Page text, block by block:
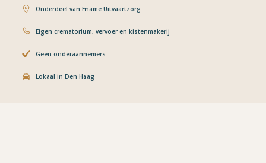
Onderdeel van Ename Uitvaartzorg
Eigen crematorium, vervoer en kistenmakerij
Geen onderaannemers
Lokaal in Den Haag